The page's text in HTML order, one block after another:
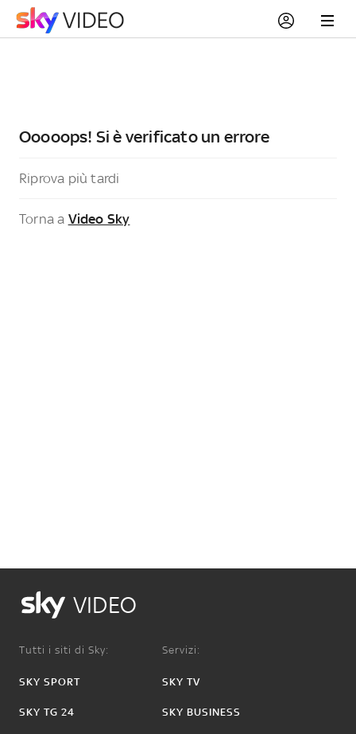
Ooooops! Si è verificato un errore
Riprova più tardi
Torna a Video Sky
VIDEO
Tutti i siti di Sky:
SKY SPORT
SKY TG 24
Servizi:
SKY TV
SKY BUSINESS